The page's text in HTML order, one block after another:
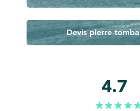
Devis pierre
4.7